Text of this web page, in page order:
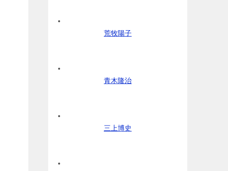
荒牧陽子
青木隆治
三上博史